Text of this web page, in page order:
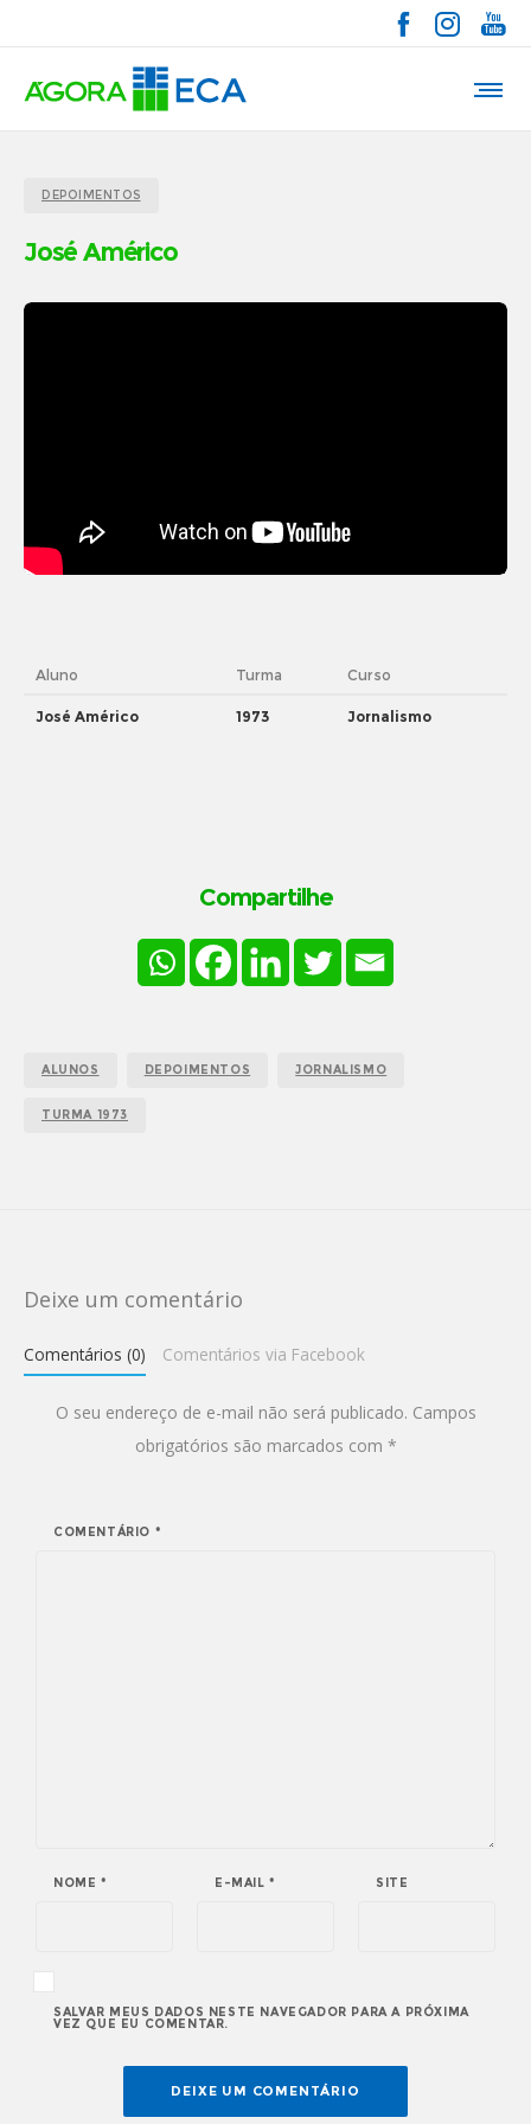
DEPOIMENTOS
José Américo
Aluno Turma Curso
José Américo 1973 Jornalismo
Compartilhe
ALUNOS DEPOIMENTOS JORNALISMO
TURMA 1973
Deixe um comentário
Comentários (0) Comentários via Facebook
O seu endereço de e-mail não será publicado. Campos
obrigatórios são marcados com *
COMENTÁRIO *
NOME * E-MAIL* SITE
SALVAR MEUS DADOS NESTE NAVEGADOR PARA A PRÓXIMA
VEZ QUE EU COMENTAR.